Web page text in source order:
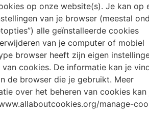
op onze website(s). Je kan op
van je browser (meestal
alle geïnstalleerde cookies
van je computer of mobiel
browser heeft zijn eigen
cookies. De informatie kan je
de browser die je gebruikt. Meer
over het beheren van cookies kan
manage-